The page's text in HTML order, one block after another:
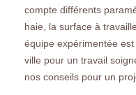
compte différents
haie, la surface à
équipe expérimentée
ville pour un travail
nos conseils pour un